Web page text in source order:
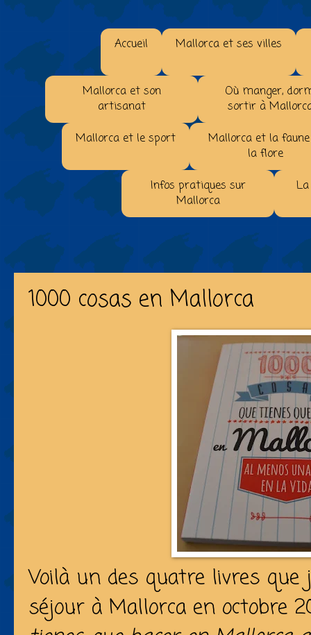
Accueil Mallorca et ses villes
Mallorca et son
artisanat
Où manger,
sortir à
Mallorca et le sport
Mallorca et la
la flore
Infos pratiques sur
Mallorca
1000 cosas en Mallorca
Voilà un des quatre livres que
séjour à Mallorca en octobre